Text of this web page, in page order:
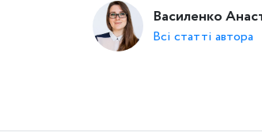
Василенко
Всі статті автора